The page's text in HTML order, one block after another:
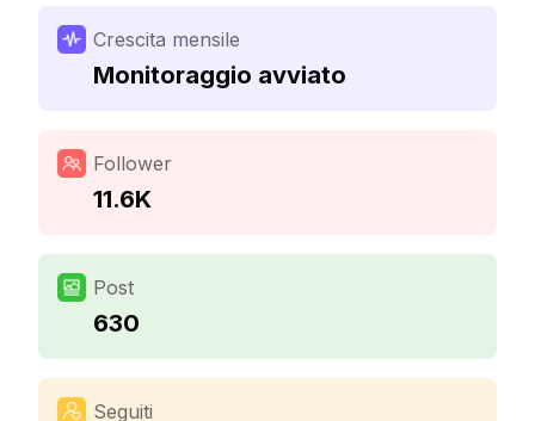
Crescita mensile
Monitoraggio avviato
Follower
11.6K
Post
630
Seguiti